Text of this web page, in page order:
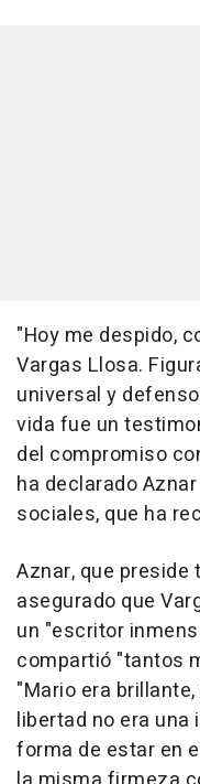
"Hoy me despido,
Vargas Llosa.
universal y
vida fue un
del compromiso
ha declarado
sociales, que ha
Aznar, que preside
asegurado que
un "escritor
compartió "tantos
"Mario era
libertad no era una
forma de estar en